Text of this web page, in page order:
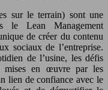
sur le terrain) sont une
le Lean Management
de créer du contenu
sociaux de l’entreprise.
de l’usine, les défis
mises en œuvre par les
lien de confiance avec le